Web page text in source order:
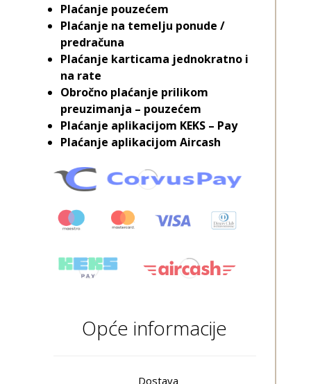
Plaćanje pouzećem
Plaćanje na temelju ponude /
predračuna
Plaćanje karticama jednokratno i
na rate
Obročno plaćanje prilikom
preuzimanja – pouzećem
Plaćanje aplikacijom KEKS – Pay
Plaćanje aplikacijom Aircash
Opće informacije
Dostava